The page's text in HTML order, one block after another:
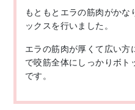
もともとエラの筋肉がかな
ックスを行いました。
エラの筋肉が厚くて広い方
で咬筋全体にしっかりボト
です。